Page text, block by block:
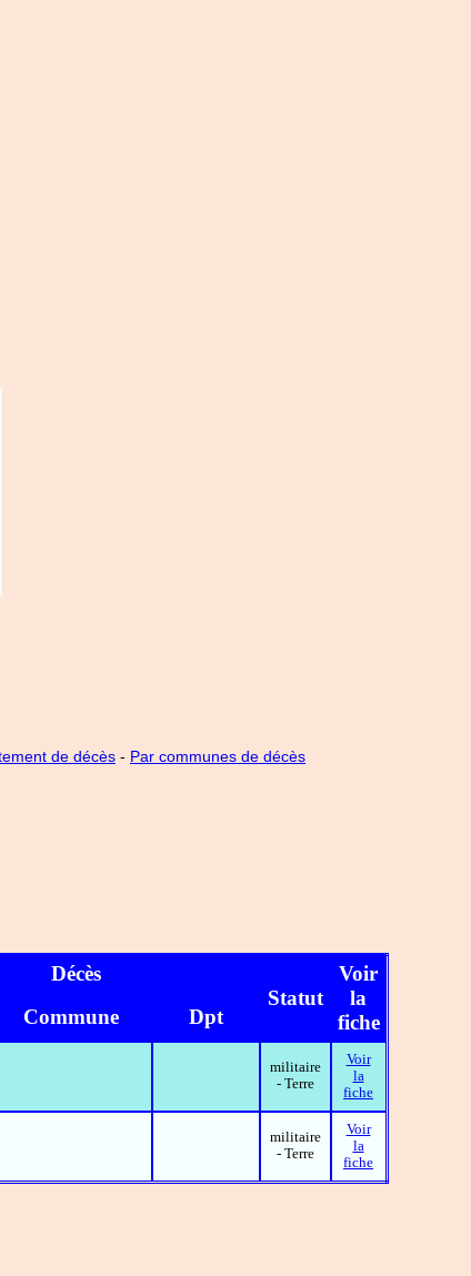
de décès - Par communes de décès
Décès
Statut
Voir
la
fiche
Commune Dpt
militaire
- Terre
Voir
la
fiche
militaire
- Terre
Voir
la
fiche